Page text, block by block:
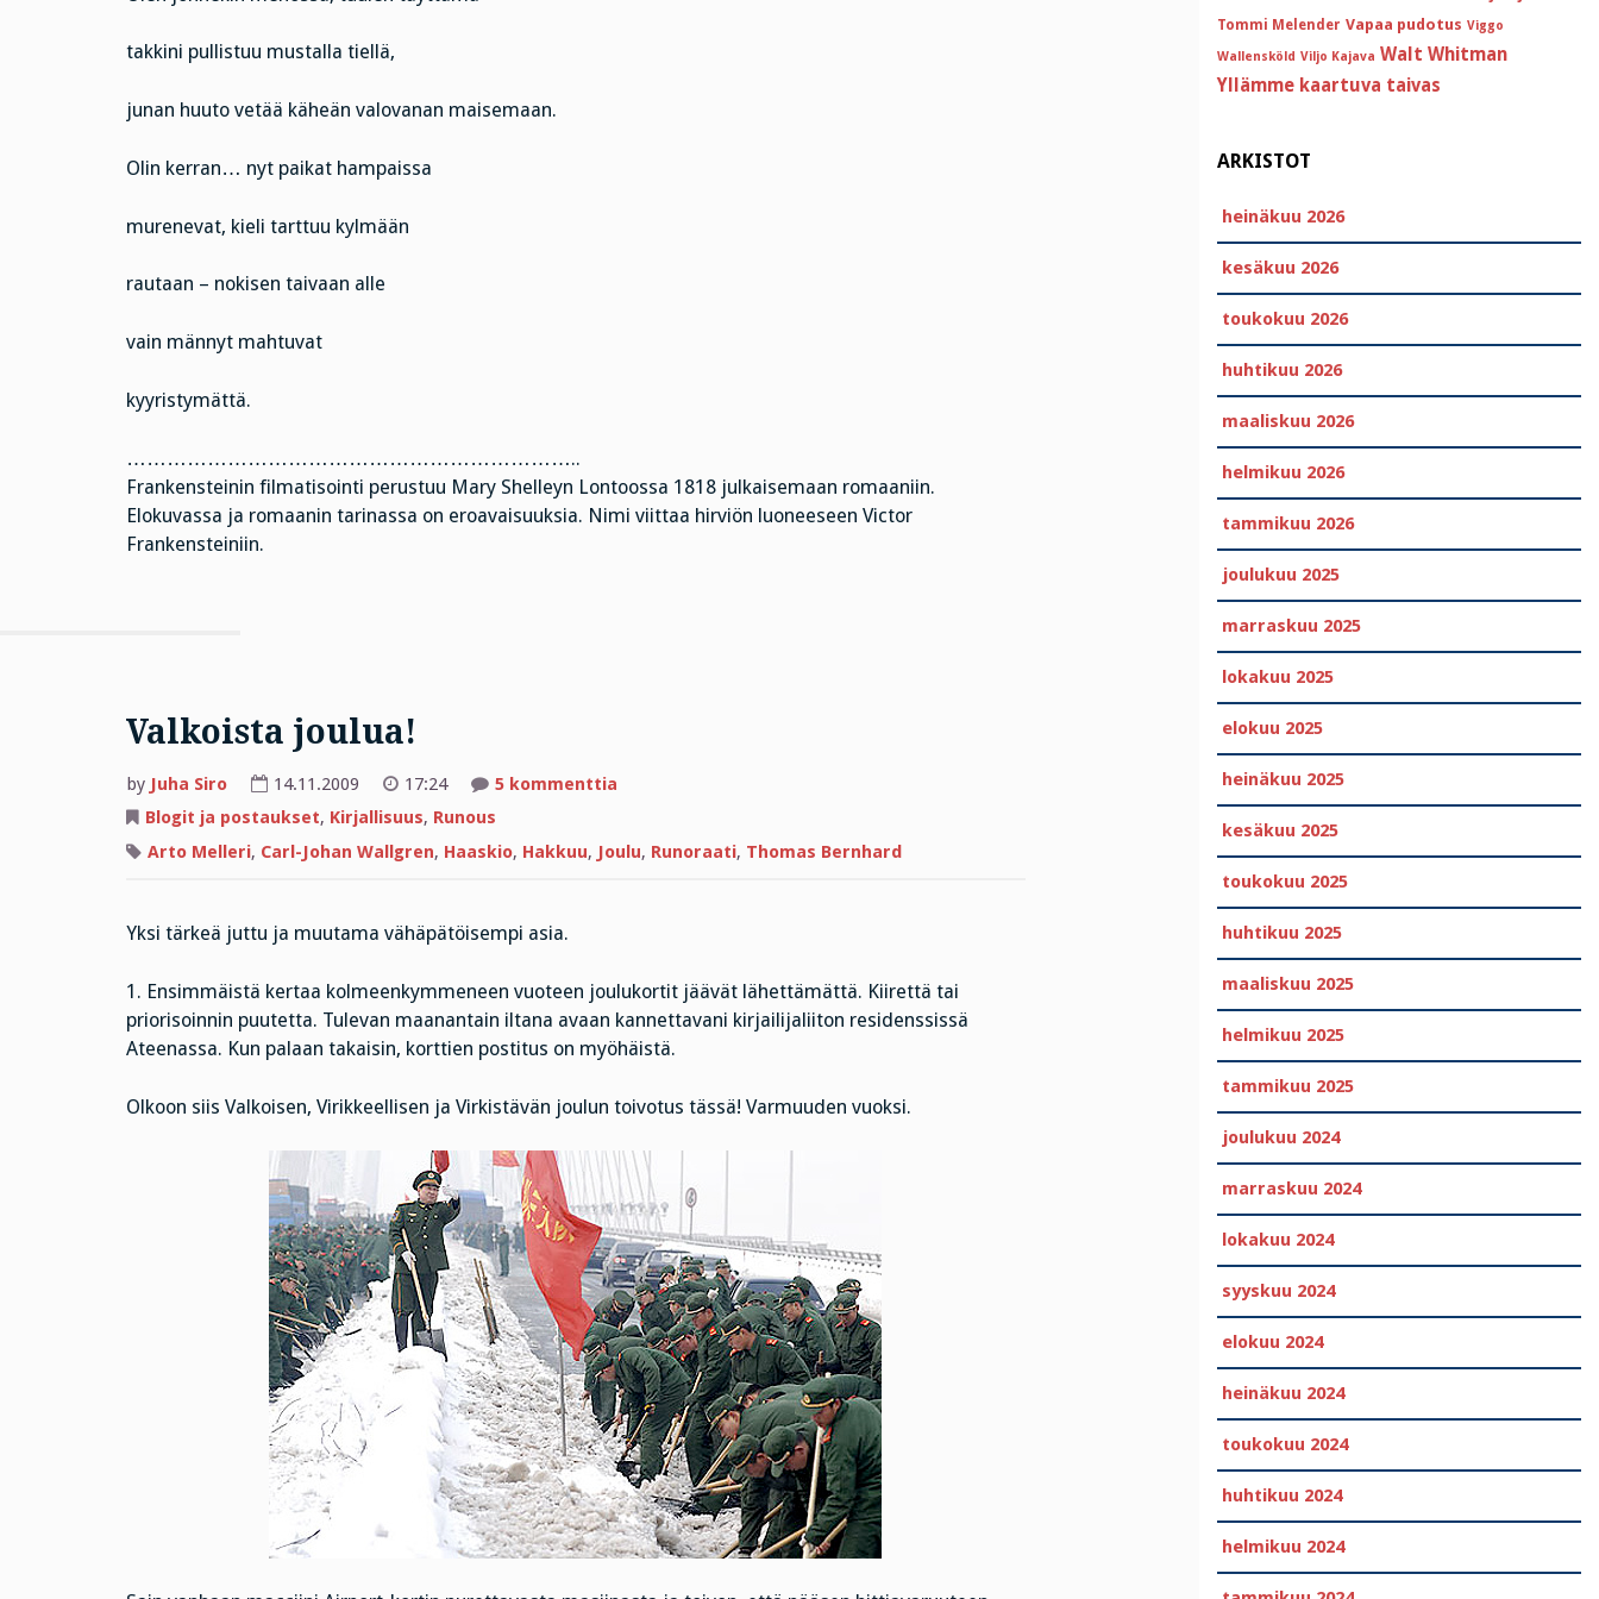
takkini pullistuu mustalla tiellä,
junan huuto vetää käheän valovanan maisemaan.
Olin kerran… nyt paikat hampaissa
murenevat, kieli tarttuu kylmään
rautaan – nokisen taivaan alle
vain männyt mahtuvat
kyyristymättä.
…………………………………………………………..
Frankensteinin filmatisointi perustuu Mary Shelleyn Lontoossa 1818 julkaisemaan romaaniin.
Elokuvassa ja romaanin tarinassa on eroavaisuuksia. Nimi viittaa hirviön luoneeseen Victor
Frankensteiniin.
Valkoista joulua!
by Juha Siro 14.11.2009 17:24 5 kommenttiaartikkeliin
Blogit ja postaukset, Kirjallisuus, Runous
Arto Melleri, Carl-Johan Wallgren, Haaskio, Hakkuu, Joulu, Runoraati, Thomas Bernhard
Yksi tärkeä juttu ja muutama vähäpätöisempi asia.
1. Ensimmäistä kertaa kolmeenkymmeneen vuoteen joulukortit jäävät lähettämättä. Kiirettä tai
priorisoinnin puutetta. Tulevan maanantain iltana avaan kannettavani kirjailijaliiton residenssissä
Ateenassa. Kun palaan takaisin, korttien postitus on myöhäistä.
Olkoon siis Valkoisen, Virikkeellisen ja Virkistävän joulun toivotus tässä! Varmuuden vuoksi.
Tommi Melender Vapaa pudotus Viggo
Wallensköld Viljo Kajava Walt Whitman
Yllämme kaartuva taivas
ARKISTOT
heinäkuu 2026
kesäkuu 2026
toukokuu 2026
huhtikuu 2026
maaliskuu 2026
helmikuu 2026
tammikuu 2026
joulukuu 2025
marraskuu 2025
lokakuu 2025
elokuu 2025
heinäkuu 2025
kesäkuu 2025
toukokuu 2025
huhtikuu 2025
maaliskuu 2025
helmikuu 2025
tammikuu 2025
joulukuu 2024
marraskuu 2024
lokakuu 2024
syyskuu 2024
elokuu 2024
heinäkuu 2024
toukokuu 2024
huhtikuu 2024
helmikuu 2024